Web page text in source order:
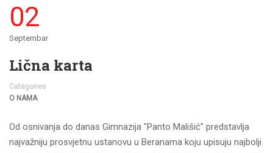
02
Septembar
Lična karta
Categories
O NAMA
Od osnivanja do danas Gimnazija "Panto Mališić" predstavlja
najvažniju prosvjetnu ustanovu u Beranama koju upisuju najbolji